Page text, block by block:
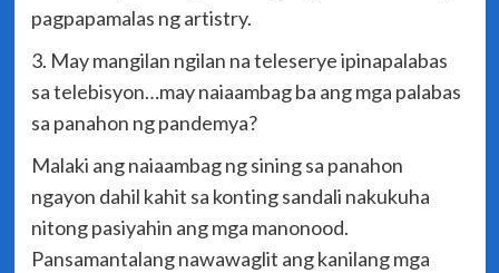
pagpapamalas ng artistry.
3. May mangilan ngilan na teleserye ipinapalabas
sa telebisyon…may naiaambag ba ang mga palabas
sa panahon ng pandemya?
Malaki ang naiaambag ng sining sa panahon
ngayon dahil kahit sa konting sandali nakukuha
nitong pasiyahin ang mga manonood.
Pansamantalang nawawaglit ang kanilang mga